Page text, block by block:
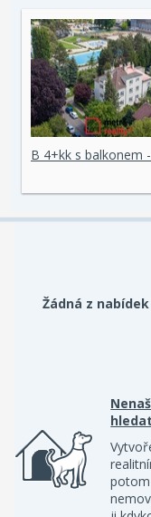
B 4+kk s balkonem
Žádná z